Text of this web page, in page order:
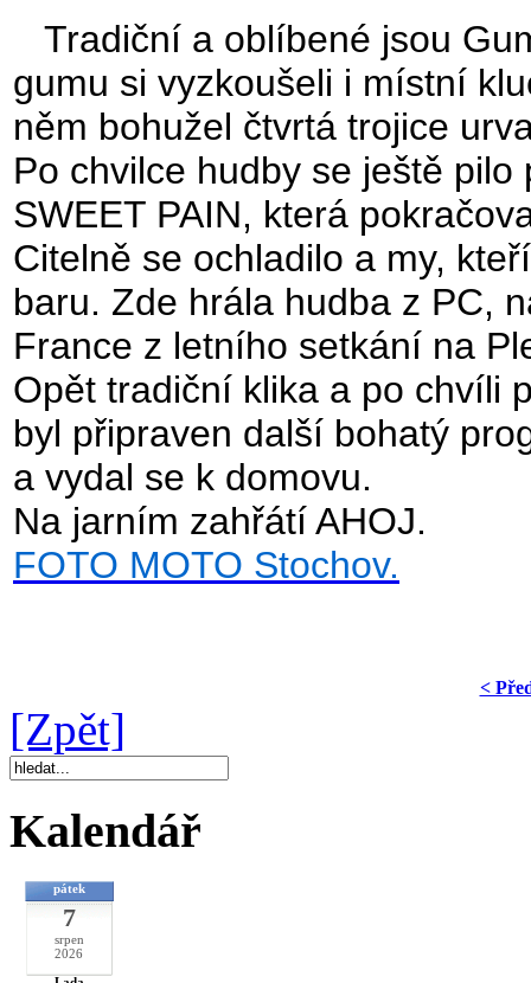
Tradiční a oblíbené jsou
gumu si vyzkoušeli i místní
něm bohužel čtvrtá trojice
Po chvilce hudby se ještě
SWEET PAIN, která
Citelně se ochladilo a my,
baru. Zde hrála hudba z PC,
France z letního setkání na
Opět tradiční klika a po chvíli
byl připraven další bohatý
a vydal se k domovu.
Na jarním zahřátí AHOJ.
FOTO MOTO Stochov.
<
[Zpět]
Kalendář
pátek
7
srpen
2026